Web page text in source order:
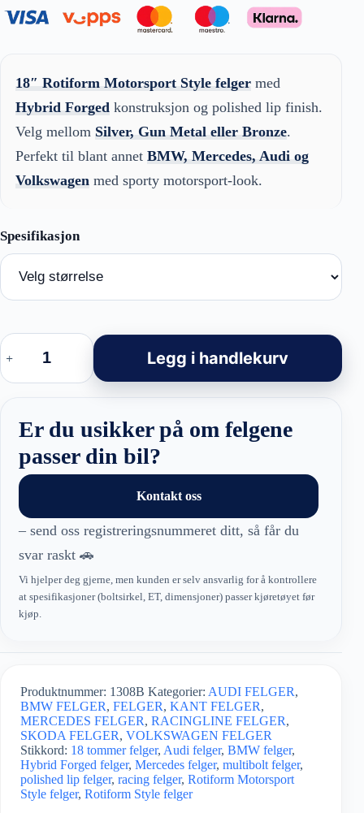
18″ Rotiform Motorsport Style felger med
Hybrid Forged konstruksjon og polished lip finish.
Velg mellom Silver, Gun Metal eller Bronze.
Perfekt til blant annet BMW, Mercedes, Audi og
Volkswagen med sporty motorsport-look.
18"
Rotiform
Motorsport
Style
Hybrid
Forged
antall
Legg i handlekurv
Er du usikker på om felgene
passer din bil?
Kontakt oss
– send oss registreringsnummeret ditt, så får du
svar raskt 🚗
Vi hjelper deg gjerne, men kunden er selv ansvarlig for å kontrollere
at spesifikasjoner (boltsirkel, ET, dimensjoner) passer kjøretøyet før
kjøp.
Produktnummer: 1308B Kategorier: AUDI FELGER,
BMW FELGER, FELGER, KANT FELGER,
MERCEDES FELGER, RACINGLINE FELGER,
SKODA FELGER, VOLKSWAGEN FELGER
Stikkord: 18 tommer felger, Audi felger, BMW felger,
Hybrid Forged felger, Mercedes felger, multibolt felger,
polished lip felger, racing felger, Rotiform Motorsport
Style felger, Rotiform Style felger